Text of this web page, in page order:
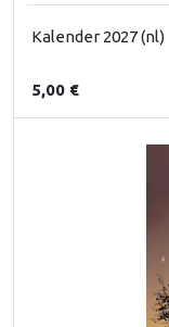
Kalender 2027 (nl)
5,00 €